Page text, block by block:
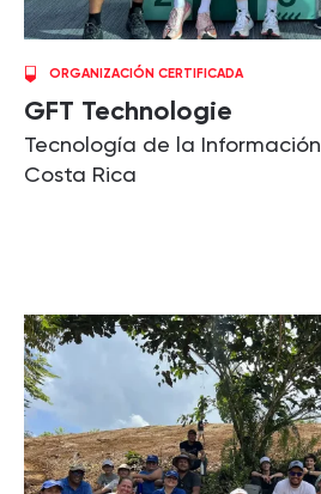
ORGANIZACIÓN CERTIFICADA
GFT Technologie
Tecnología de la Información
Costa Rica